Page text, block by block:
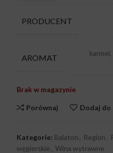
PRODUCENT
AROMAT
Brak w magazynie
Porównaj Dodaj do
Kategorie: Balaton , Region ,
węgierskie , Wina wytrawne